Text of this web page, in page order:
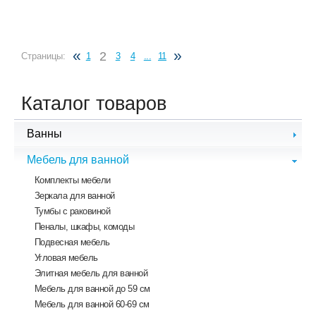
Каталог товаров
Ванны
Чугунные ванны
Акриловые ванны
Гидромассажные ванны
Ванны из литого мрамора
Экраны для ванной
Комплектующие
Мебель для ванной
Комплекты мебели
Зеркала для ванной
Тумбы с раковиной
Пеналы, шкафы, комоды
Подвесная мебель
Угловая мебель
Элитная мебель для ванной
Mебель для ванной до 59 см
Мебель для ванной 60-69 см
Страницы: « 1 2 3 4 11 »